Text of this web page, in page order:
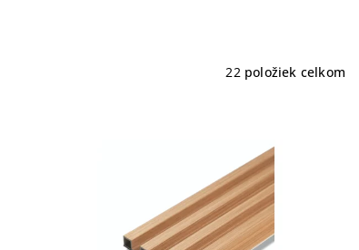
22 položiek celkom